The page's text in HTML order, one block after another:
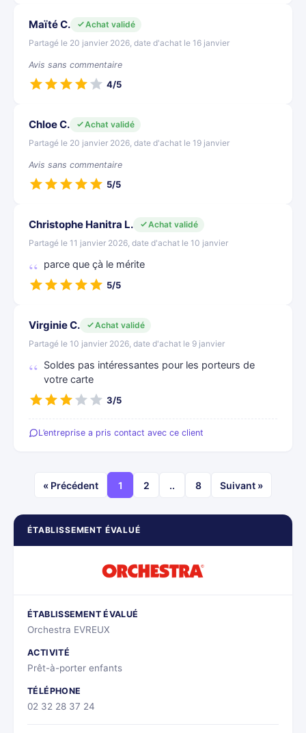
ÉTABLISSEMENT ÉVALUÉ
ÉTABLISSEMENT ÉVALUÉ
Orchestra EVREUX
ACTIVITÉ
Prêt-à-porter enfants
TÉLÉPHONE
02 32 28 37 24
Maïté C.
Achat validé
Partagé le 20 janvier 2026, date d'achat le 16 janvier
Avis sans commentaire
4/5
Chloe C.
Achat validé
Partagé le 20 janvier 2026, date d'achat le 19 janvier
Avis sans commentaire
5/5
Christophe Hanitra L.
Achat validé
Partagé le 11 janvier 2026, date d'achat le 10 janvier
parce que çà le mérite
5/5
Virginie C.
Achat validé
Partagé le 10 janvier 2026, date d'achat le 9 janvier
Soldes pas intéressantes pour les porteurs de
votre carte
3/5
L’entreprise a pris contact avec ce client
« Précédent 1 2 .. 8 Suivant »